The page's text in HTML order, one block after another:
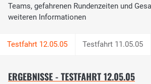
Teams, gefahrenen Rundenzeiten und
weiteren Informationen
Testfahrt 11.05.05
ERGEBNISSE - TESTFAHRT 12.05.05